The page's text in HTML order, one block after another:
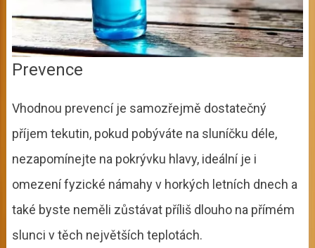
Prevence
Vhodnou prevencí je samozřejmě dostatečný
příjem tekutin, pokud pobýváte na sluníčku déle,
nezapomínejte na pokrývku hlavy, ideální je i
omezení fyzické námahy v horkých letních dnech a
také byste neměli zůstávat příliš dlouho na přímém
slunci v těch největších teplotách.